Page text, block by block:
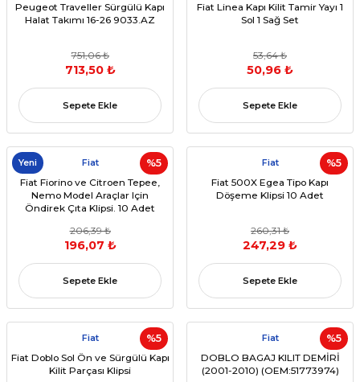
Peugeot Traveller Sürgülü Kapı
Halat Takımı 16-26 9033.AZ
751,06 ₺
713,50 ₺
Sepete Ekle
Fiat Linea Kapı Kilit Tamir Yayı 1
Sol 1 Sağ Set
53,64 ₺
50,96 ₺
Sepete Ekle
%5
Yeni Fiat
Fiat Fiorino ve Citroen Tepee,
Nemo Model Araçlar Için
Öndirek Çıta Klipsi. 10 Adet
206,39 ₺
196,07 ₺
Sepete Ekle
%5
Fiat
Fiat 500X Egea Tipo Kapı
Döşeme Klipsi 10 Adet
260,31 ₺
247,29 ₺
Sepete Ekle
%5
Fiat
Fiat Doblo Sol Ön ve Sürgülü Kapı
Kilit Parçası Klipsi
%5
Fiat
DOBLO BAGAJ KILIT DEMİRİ
(2001-2010) (OEM:51773974)